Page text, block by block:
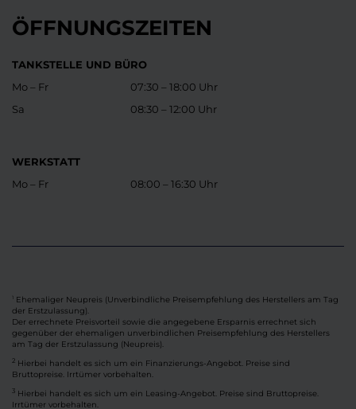
ÖFFNUNGSZEITEN
TANKSTELLE UND BÜRO
Mo – Fr
Sa
07:30 – 18:00 Uhr
08:30 – 12:00 Uhr
WERKSTATT
Mo – Fr
08:00 – 16:30 Uhr
Ehemaliger Neupreis (Unverbindliche Preisempfehlung des Herstellers am Tag
der Erstzulassung).
Der errechnete Preisvorteil sowie die angegebene Ersparnis errechnet sich
gegenüber der ehemaligen unverbindlichen Preisempfehlung des Herstellers
am Tag der Erstzulassung (Neupreis).
2 Hierbei handelt es sich um ein Finanzierungs-Angebot. Preise sind
Bruttopreise. Irrtümer vorbehalten.
3 Hierbei handelt es sich um ein Leasing-Angebot. Preise sind Bruttopreise.
Irrtümer vorbehalten.